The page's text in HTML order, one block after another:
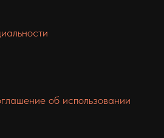
об использовании